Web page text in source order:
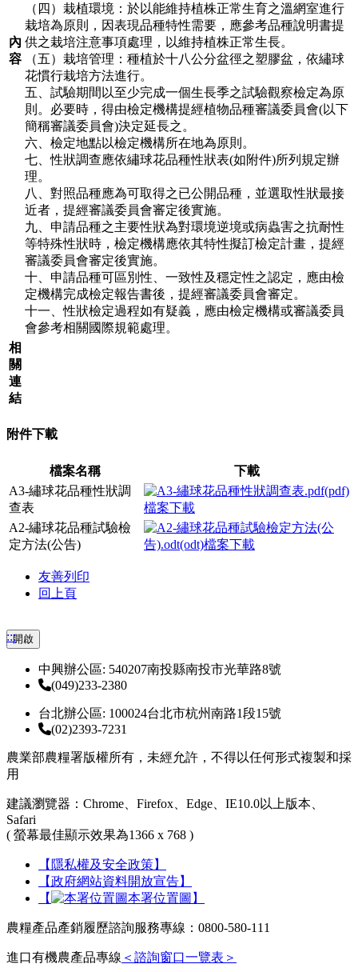
內
容
（四）栽植環境：於以能維持植株正常生育之溫網室進行
栽培為原則，因表現品種特性需要，應參考品種說明書提
供之栽培注意事項處理，以維持植株正常生長。
（五）栽培管理：種植於十八公分盆徑之塑膠盆，依繡球
花慣行栽培方法進行。
五、試驗期間以至少完成一個生長季之試驗觀察檢定為原
則。必要時，得由檢定機構提經植物品種審議委員會(以下
簡稱審議委員會)決定延長之。
六、檢定地點以檢定機構所在地為原則。
七、性狀調查應依繡球花品種性狀表(如附件)所列規定辦
理。
八、對照品種應為可取得之已公開品種，並選取性狀最接
近者，提經審議委員會審定後實施。
九、申請品種之主要性狀為對環境逆境或病蟲害之抗耐性
等特殊性狀時，檢定機構應依其特性擬訂檢定計畫，提經
審議委員會審定後實施。
十、申請品種可區別性、一致性及穩定性之認定，應由檢
定機構完成檢定報告書後，提經審議委員會審定。
十一、性狀檢定過程如有疑義，應由檢定機構或審議委員
會參考相關國際規範處理。
相
關
連
結
附件下載
檔案名稱
下載
A3-繡球花品種性狀調
查表
A2-繡球花品種試驗檢
定方法(公告)
友善列印
回上頁
:::開啟
中興辦公區: 540207南投縣南投市光華路8號
(049)233-2380
台北辦公區: 100024台北市杭州南路1段15號
(02)2393-7231
農業部農糧署版權所有，未經允許，不得以任何形式複製和採
用
建議瀏覽器：Chrome、Firefox、Edge、IE10.0以上版本、
Safari
( 螢幕最佳顯示效果為1366 x 768 )
【隱私權及安全政策】
【政府網站資料開放宣告】
【
本署位置圖】
農糧產品產銷履歷諮詢服務專線：0800-580-111
進口有機農產品專線 ＜諮詢窗口一覽表＞